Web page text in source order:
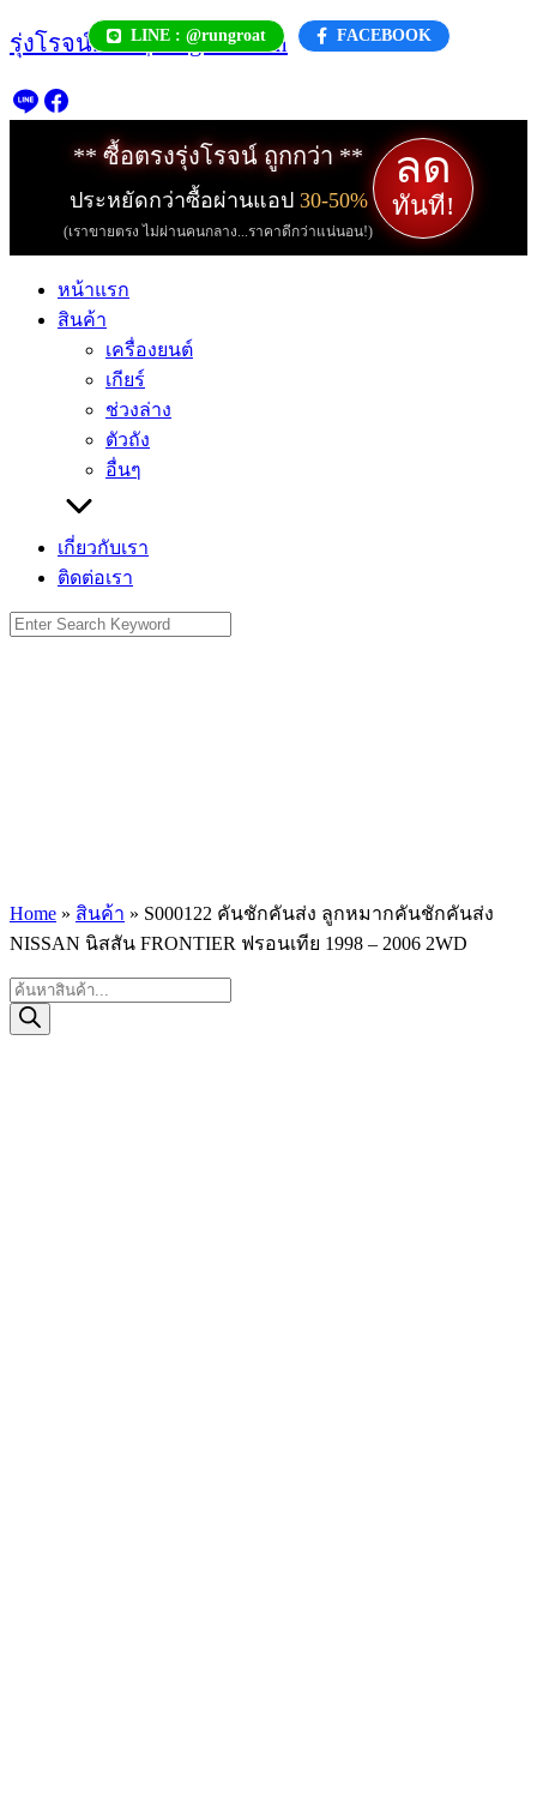
Skip
to
LINE : @rungroat FACEBOOK
รุ่งโรจน์.com | rungroat.com
** ซื้อตรงรุ่งโรจน์ ถูกกว่า **
ประหยัดกว่าซื้อผ่านแอป 30-50%
(เราขายตรง ไม่ผ่านคนกลาง...ราคาดีกว่าแน่นอน!)
ลด
ทันที!
หน้าแรก
สินค้า
เครื่องยนต์
เกียร์
ช่วงล่าง
ตัวถัง
อื่นๆ
เกี่ยวกับเรา
ติดต่อเรา
Search
for:
Home » สินค้า » S000122 คันชักคันส่ง ลูกหมากคันชักคันส่ง
NISSAN นิสสัน FRONTIER ฟรอนเทีย 1998 – 2006 2WD
Products
search